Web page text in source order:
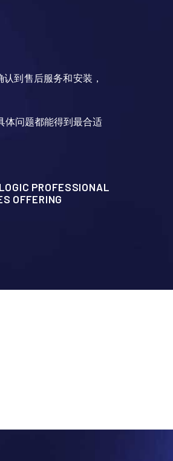
到售后服务和安装，
体问题都能得到最合适
PROFESSIONAL
OFFERING